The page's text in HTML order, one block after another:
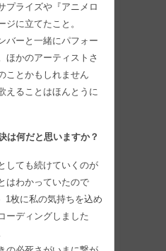
プライズや『アニメロ
ジに立てたこと。
バーと一緒にパフォー
ほかのアーティストさ
ことかもしれません
えることはほんとうに
は何だと思いますか？
しても続けていくのが
はわかっていたので
1枚に私の気持ちを込め
ーディングしました